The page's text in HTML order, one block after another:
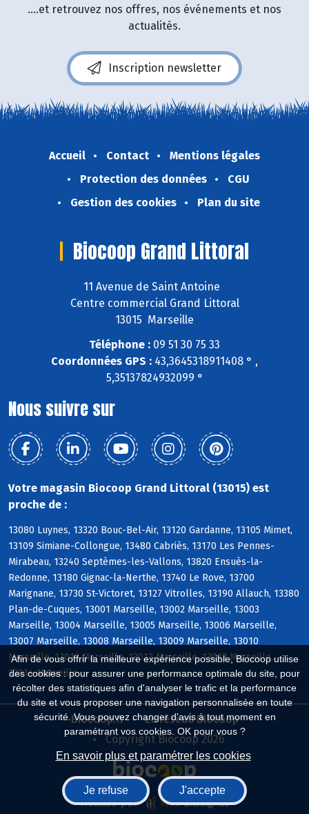
Afin de vous offrir la meilleure expérience possible, Biocoop utilise
des cookies : pour assurer une performance optimale du site, pour
récolter des statistiques afin d'analyser le trafic et la performance
du site et vous proposer une navigation personnalisée en toute
sécurité. Vous pouvez changer d'avis à tout moment en
paramétrant vos cookies. OK pour vous ?
En savoir plus et paramétrer les cookies
Je refuse J'accepte
....et retrouvez nos offres, nos événements et nos
actualités.
Inscription newsletter
Accueil Contact
Mentions légales
Protection des données
CGU
Gestion des cookies
Plan du site
Biocoop Grand Littoral
11 Avenue de Saint Antoine
Centre commercial Grand Littoral
13015 Marseille
Téléphone : 09 51 30 75 33
Coordonnées GPS : 43,3645318911408 ° ,
5,35137824932099 °
Nous suivre sur
Votre magasin Biocoop Grand Littoral (13015) est
proche de :
13080 Luynes, 13320 Bouc-Bel-Air, 13120 Gardanne, 13105 Mimet,
13109 Simiane-Collongue, 13480 Cabriès, 13170 Les Pennes-
Mirabeau, 13240 Septèmes-les-Vallons, 13820 Ensuès-la-
Redonne, 13180 Gignac-la-Nerthe, 13740 Le Rove, 13700
Marignane, 13730 St-Victoret, 13127 Vitrolles, 13190 Allauch, 13380
Plan-de-Cuques, 13001 Marseille, 13002 Marseille, 13003
Marseille, 13004 Marseille, 13005 Marseille, 13006 Marseille,
13007 Marseille, 13008 Marseille, 13009 Marseille, 13010
Marseille, 13011 Marseille, 13012 Marseille, 13013 Marseille,
13014 Marseille
Biocoop.fr
Le réseau Biocoop
Copyright Biocoop 2026
Réalisé par